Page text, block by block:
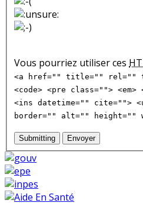
Vous pourriez utiliser ces
<a href="" title="" rel=""
<code> <pre class="">
<ins datetime="" cite="">
border="" alt="" height=""
Submitting Envoyer